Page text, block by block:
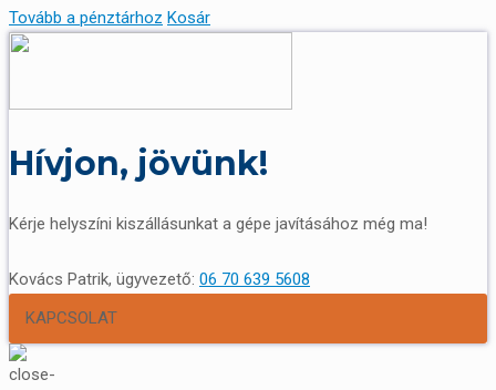
Tovább a pénztárhoz Kosár
Hívjon, jövünk!
Kérje helyszíni kiszállásunkat a gépe javításához még ma!
Kovács Patrik, ügyvezető: 06 70 639 5608
KAPCSOLAT